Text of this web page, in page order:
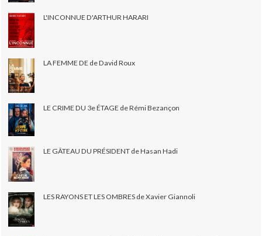
L'INCONNUE D'ARTHUR HARARI
LA FEMME DE de David Roux
LE CRIME DU 3e ÉTAGE de Rémi Bezançon
LE GÂTEAU DU PRÉSIDENT de Hasan Hadi
LES RAYONS ET LES OMBRES de Xavier Giannoli